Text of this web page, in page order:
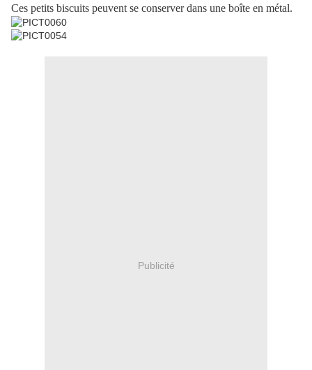
Ces petits biscuits peuvent se conserver dans une boîte en métal.
Publicité